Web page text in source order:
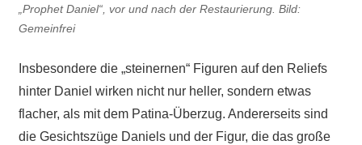
„Prophet Daniel“, vor und nach der Restaurierung. Bild:
Gemeinfrei
Insbesondere die „steinernen“ Figuren auf den Reliefs
hinter Daniel wirken nicht nur heller, sondern etwas
flacher, als mit dem Patina-Überzug. Andererseits sind
die Gesichtszüge Daniels und der Figur, die das große